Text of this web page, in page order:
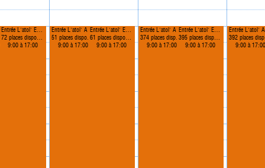
Adulte
Entrée L'atol' Enfant
72 places disponibles
9:00 à 17:00
Entrée L'atol' Adulte
51 places disponibles
9:00 à 17:00
Entrée L'atol' Enfant
61 places disponibles
9:00 à 17:00
Entrée L'atol' Adulte
374 places disponibles
9:00 à 17:00
Entrée L'atol' Enfant
395 places disponibles
9:00 à 17:00
392 places disponibles
9:00 à 17:00